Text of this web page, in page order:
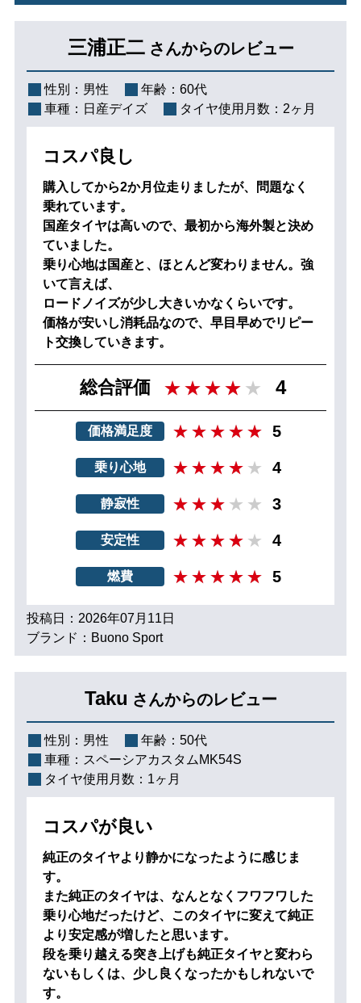
三浦正二 さんからのレビュー
性別： 男性 年齢： 60代
車種： 日産デイズ タイヤ使用月数： 2ヶ月
コスパ良し
購入してから2か月位走りましたが、問題なく
乗れています。
国産タイヤは高いので、最初から海外製と決め
ていました。
乗り心地は国産と、ほとんど変わりません。強
いて言えば、
ロードノイズが少し大きいかなくらいです。
価格が安いし消耗品なので、早目早めでリピー
ト交換していきます。
総合評価 4
価格満足度 5
乗り心地 4
静寂性 3
安定性 4
燃費 5
投稿日：2026年07月11日
ブランド：Buono Sport
Taku さんからのレビュー
性別： 男性 年齢： 50代
車種： スペーシアカスタムMK54S
タイヤ使用月数： 1ヶ月
コスパが良い
純正のタイヤより静かになったように感じま
す。
また純正のタイヤは、なんとなくフワフワした
乗り心地だったけど、このタイヤに変えて純正
より安定感が増したと思います。
段を乗り越える突き上げも純正タイヤと変わら
ないもしくは、少し良くなったかもしれないで
す。